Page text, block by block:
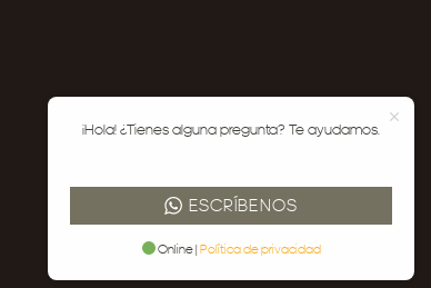
¡Hola! ¿Tienes alguna pregunta? Te ayudamos.
ESCRÍBENOS
Online |Política de privacidad